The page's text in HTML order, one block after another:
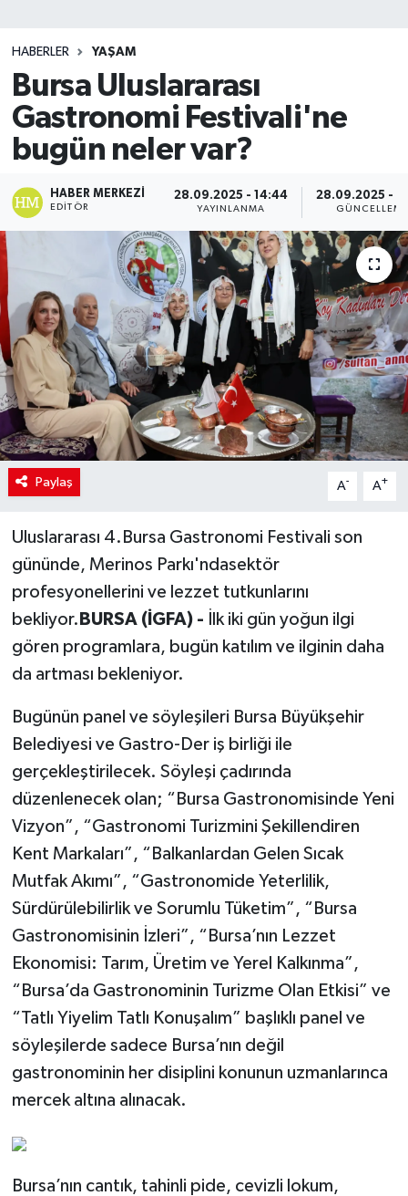
HABERLER YAŞAM
Bursa Uluslararası
Gastronomi Festivali'ne
bugün neler var?
HABER MERKEZI
EDITÖR
28.09.2025 - 14:44
YAYINLANMA
28.09.2025 -
Paylaş A- A+
Uluslararası 4.Bursa Gastronomi Festivali son
gününde, Merinos Parkı'ndasektör
profesyonellerini ve lezzet tutkunlarını
bekliyor. BURSA (İGFA) -
İlk iki gün yoğun ilgi
gören programlara, bugün katılım ve ilginin daha
da artması bekleniyor.
Bugünün panel ve söyleşileri Bursa Büyükşehir
Belediyesi ve Gastro-Der iş birliği ile
gerçekleştirilecek. Söyleşi çadırında
düzenlenecek olan; “Bursa Gastronomisinde Yeni
Vizyon”, “Gastronomi Turizmini Şekillendiren
Kent Markaları”, “Balkanlardan Gelen Sıcak
Mutfak Akımı”, “Gastronomide Yeterlilik,
Sürdürülebilirlik ve Sorumlu Tüketim”, “Bursa
Gastronomisinin İzleri”, “Bursa’nın Lezzet
Ekonomisi: Tarım, Üretim ve Yerel Kalkınma”,
“Bursa’da Gastronominin Turizme Olan Etkisi” ve
“Tatlı Yiyelim Tatlı Konuşalım” başlıklı panel ve
söyleşilerde sadece Bursa’nın değil
gastronominin her disiplini konunun uzmanlarınca
mercek altına alınacak.
Bursa’nın cantık, tahinli pide, cevizli lokum,
Teknoloji
TRABZON